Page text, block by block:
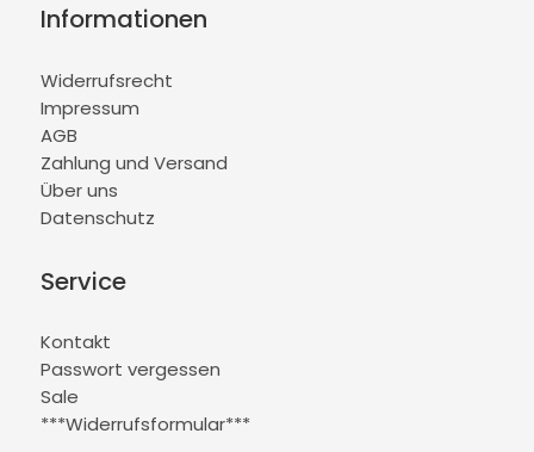
Informationen
Widerrufsrecht
Impressum
AGB
Zahlung und Versand
Über uns
Datenschutz
Service
Kontakt
Passwort vergessen
Sale
***Widerrufsformular***